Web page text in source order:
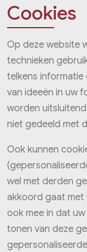
Cookies
Op deze website
technieken
telkens informatie
van ideeën in uw
worden
niet gedeeld met
Ook kunnen
wel met derden
akkoord gaat met
ook mee in dat
tonen van deze